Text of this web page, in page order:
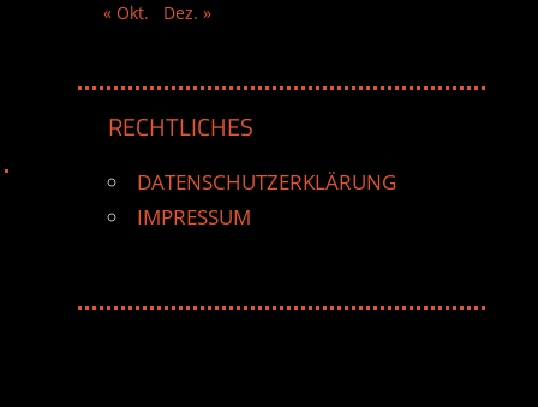
« Okt.
Dez. »
RECHTLICHES
DATENSCHUTZERKLÄRUNG
IMPRESSUM